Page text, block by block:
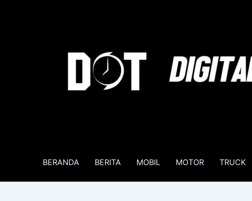
BERANDA BERITA MOBIL MOTOR TRUCK